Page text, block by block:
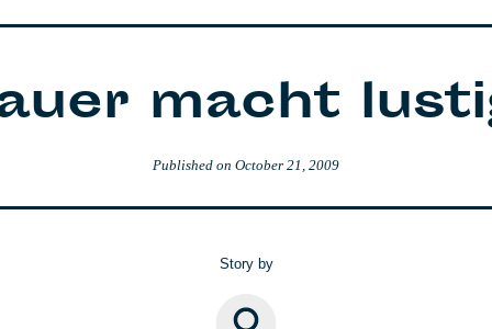
macht
Published on October 21, 2009
Story by